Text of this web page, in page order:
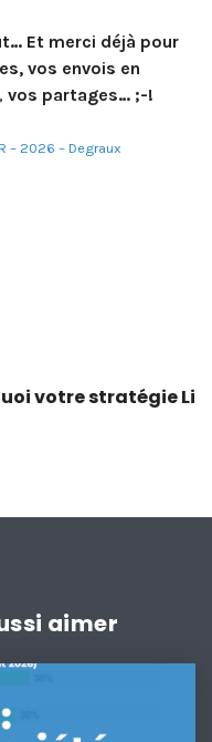
Et merci déjà pour
vos envois en
, vos partages… ;-!
– 2026 – Degraux
votre stratégie
aimer